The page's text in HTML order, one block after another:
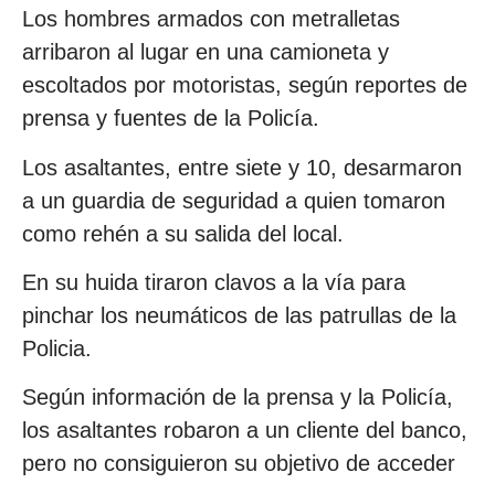
Los hombres armados con metralletas
arribaron al lugar en una camioneta y
escoltados por motoristas, según reportes de
prensa y fuentes de la Policía.
Los asaltantes, entre siete y 10, desarmaron
a un guardia de seguridad a quien tomaron
como rehén a su salida del local.
En su huida tiraron clavos a la vía para
pinchar los neumáticos de las patrullas de la
Policia.
Según información de la prensa y la Policía,
los asaltantes robaron a un cliente del banco,
pero no consiguieron su objetivo de acceder